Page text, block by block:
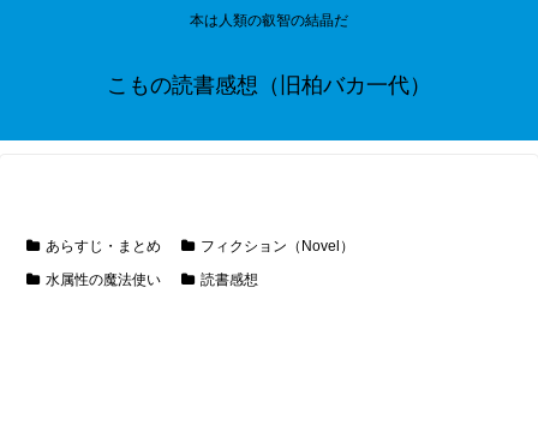
本は人類の叡智の結晶だ
こもの読書感想（旧柏バカ一代）
あらすじ・まとめ
フィクション（Novel）
水属性の魔法使い
読書感想